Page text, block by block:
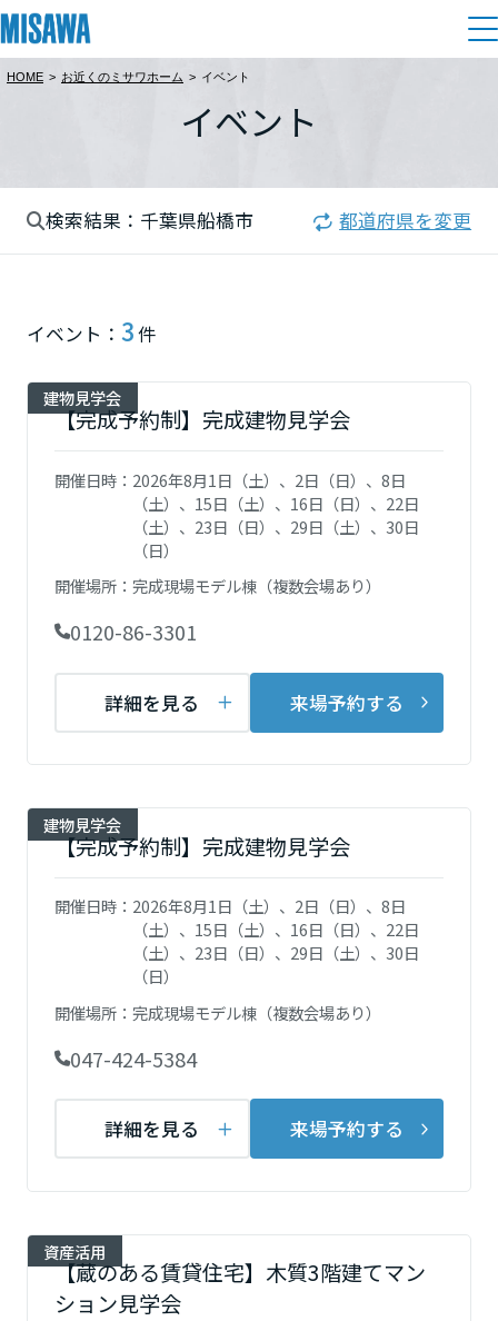
住まい
商品ラインアップ
テクノロジー（住まいの性能）
建築事例・建築実例
デザイナーズギャラリー
インテリア
住まいづくりガイド
分譲住宅（建売・土地）検索
中古住宅検索
分譲マンション検索
[MISAWA RELAY]
これから住まいをご検討の方
多彩な動画やこだわりが詰まった建築実例、注目の最新情報など、住
まいづくりを楽しく学べるデジタルラウンジです。
個人のお客さま
店舗・各種施設
法人のお客さま
医療・介護・子育て・障がい福祉施設
これから土地活用・賃貸経営をご検討の方
に役立つ多彩な情報を幅広くお届けします。
ホームラウンジ 土地活用・賃貸経営
ミサワリフォームとは
リフォームの流れ
リフォームメニュー
リフォーム事例
事業用リノベーション
ホテル・旅館リフォーム
これからリフォームをご検討の方
実例動画や基礎知識、収納の工夫など、理想の住まいを叶えるリフォ
ームの具体策とアイデアを豊富にご用意しています。
ホームラウンジ リフォーム
まちづくり
複合開発・投資開発
複合開発事業（ASMACI-アスマチ-）
再開発・官民連携事業
分譲マンション開発事業
事業用売買
事業用地・事業用建物
分譲用地
すべてのフィールドに新しい価値をデザインし、持続可能な未来志向
のまちづくりを実現していきます。
ミサワゼネラルソリューション
オーナーサポート
サポートメニュー
住まいるりんぐ（ロングサポート）
保証制度
アフターメンテナンス
ご相談窓口
お客様センター
ミサワホームオーナーさま・リフォーム工事ご契約者さまとミサワホ
ームを結ぶコミュニケーションサイト。お得・便利・安心なコンテン
ツや、ミサワホームからの大切なお知らせなど配信しています。
ミサワオーナーズクラブ
企業・IR情報
ミサワホームグループ
IR情報
SDGs
環境活動
新卒者採用
中途採用
障がい者採用
海外事業
イベント情報
HOME > お近くのミサワホーム > イベント
イベント
検索結果：千葉県船橋市 都道府県を変更
イベント： 3件
建物見学会
【完成予約制】完成建物見学会
開催日時： 2026年8月1日（土）、2日（日）、8日
（土）、15日（土）、16日（日）、22日
（土）、23日（日）、29日（土）、30日
（日）
開催場所： 完成現場モデル棟（複数会場あり）
0120-86-3301
詳細を見る 来場予約する
建物見学会
【完成予約制】完成建物見学会
開催日時： 2026年8月1日（土）、2日（日）、8日
（土）、15日（土）、16日（日）、22日
（土）、23日（日）、29日（土）、30日
（日）
開催場所： 完成現場モデル棟（複数会場あり）
047-424-5384
詳細を見る 来場予約する
資産活用
【蔵のある賃貸住宅】木質3階建てマン
ション見学会
都道府県を選択
東北
青森県
岩手県
山形県
福島県
群馬県
千葉県